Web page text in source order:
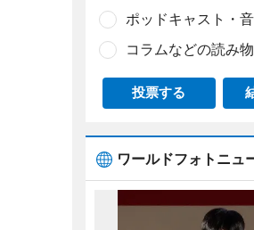
ポッドキャスト・
コラムなどの読み物
投票する
ワールドフォトニュ